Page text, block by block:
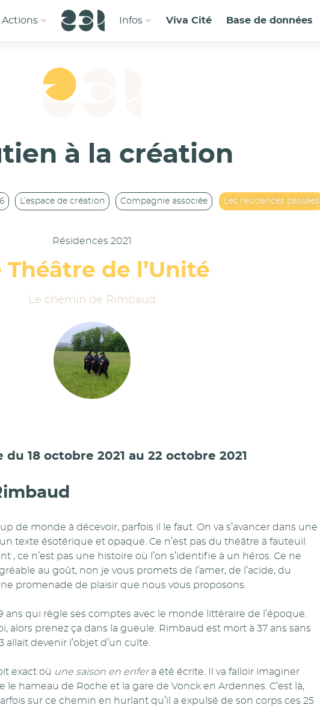
Actions Infos Viva Cité Base de données
à la création
L’espace de création Compagnie associée Les résidences passées
Résidences 2021
Théâtre de l’Unité
Le chemin de Rimbaud
du 18 octobre 2021 au 22 octobre 2021
de monde à décevoir, parfois il le faut. On va s’avancer dans une
texte ésotérique et opaque. Ce n’est pas du théâtre à fauteuil
, ce n’est pas une histoire où l’on s’identifie à un héros. Ce ne
au goût, non je vous promets de l’amer, de l’acide, du
promenade de plaisir que nous vous proposons.
ans qui règle ses comptes avec le monde littéraire de l’époque.
alors prenez ça dans la gueule. Rimbaud est mort à 37 ans sans
allait devenir l’objet d’un culte.
exact où une saison en enfera été écrite. Il va falloir imaginer
hameau de Roche et la gare de Vonck en Ardennes. C’est là,
sur ce chemin en hurlant qu’il a expulsé de son corps ces 25